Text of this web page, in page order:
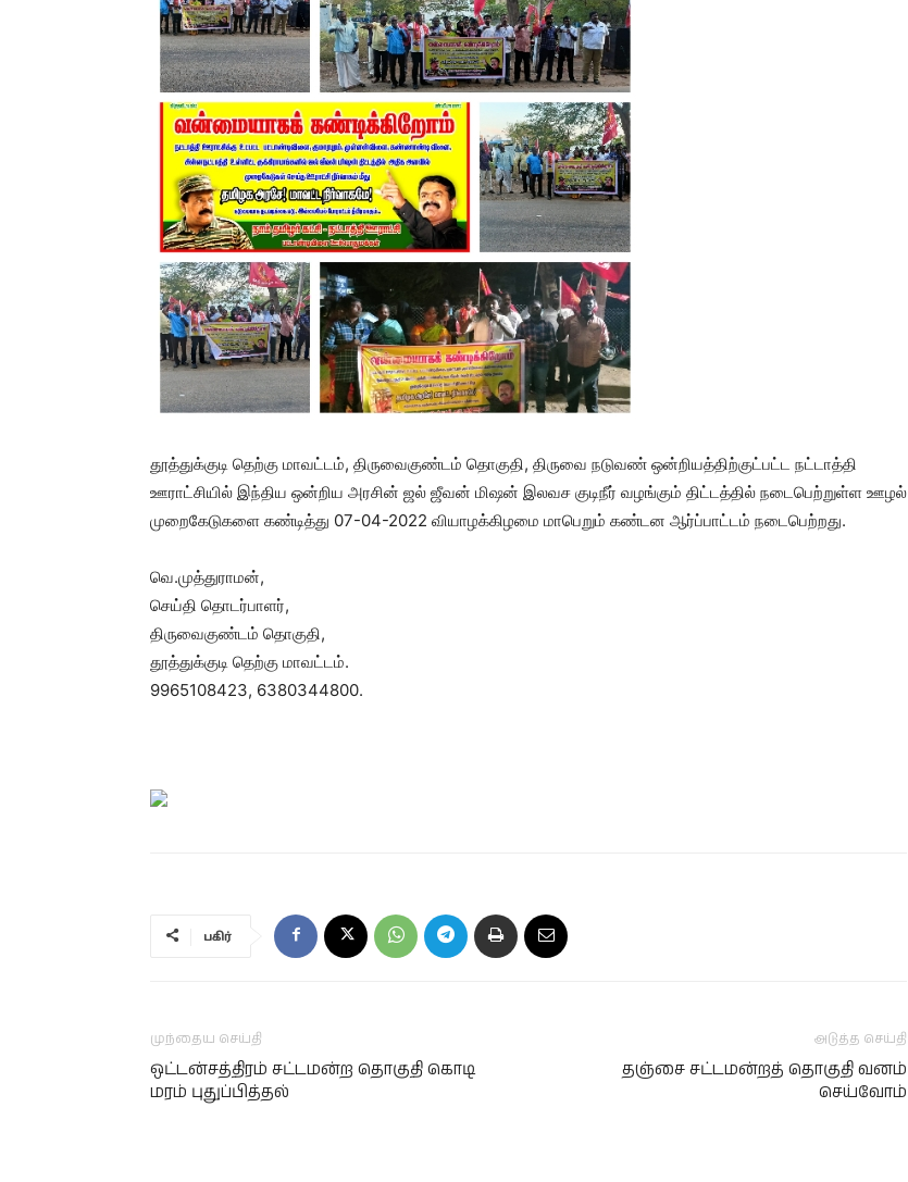
தூத்துக்குடி தெற்கு மாவட்டம், திருவைகுண்டம் தொகுதி, திருவை நடுவண் ஒன்றியத்திற்குட்பட்ட நட்டாத்தி
ஊராட்சியில் இந்திய ஒன்றிய அரசின் ஜல் ஜீவன் மிஷன் இலவச குடிநீர் வழங்கும் திட்டத்தில் நடைபெற்றுள்ள ஊழல்
முறைகேடுகளை கண்டித்து 07-04-2022 வியாழக்கிழமை மாபெறும் கண்டன ஆர்ப்பாட்டம் நடைபெற்றது.
வெ.முத்துராமன்,
செய்தி தொடர்பாளர்,
திருவைகுண்டம் தொகுதி,
தூத்துக்குடி தெற்கு மாவட்டம்.
9965108423, 6380344800.
பகிர்
முந்தைய செய்தி
ஒட்டன்சத்திரம் சட்டமன்ற தொகுதி கொடி
மரம் புதுப்பித்தல்
அடுத்த செய்தி
தஞ்சை சட்டமன்றத் தொகுதி வனம்
செய்வோம்